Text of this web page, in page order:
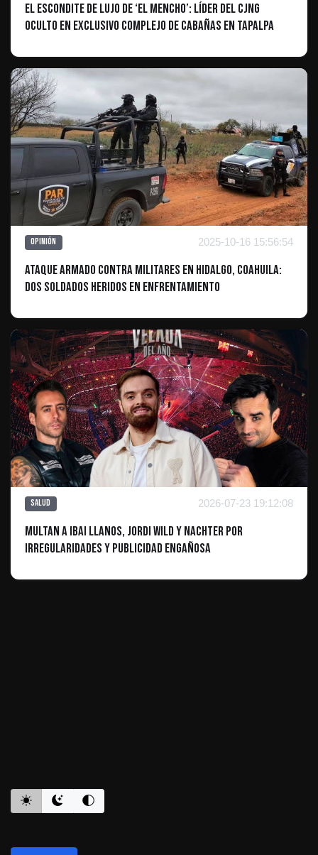
El escondite de lujo de ‘El Mencho’: líder del CJNG
oculto en exclusivo complejo de cabañas en Tapalpa
Opinión 2025-10-16 15:56:54
Ataque Armado contra Militares en Hidalgo, Coahuila:
Dos Soldados Heridos en Enfrentamiento
Salud 2026-07-23 19:12:08
Multan a Ibai Llanos, Jordi Wild y Nachter por
irregularidades y publicidad engañosa